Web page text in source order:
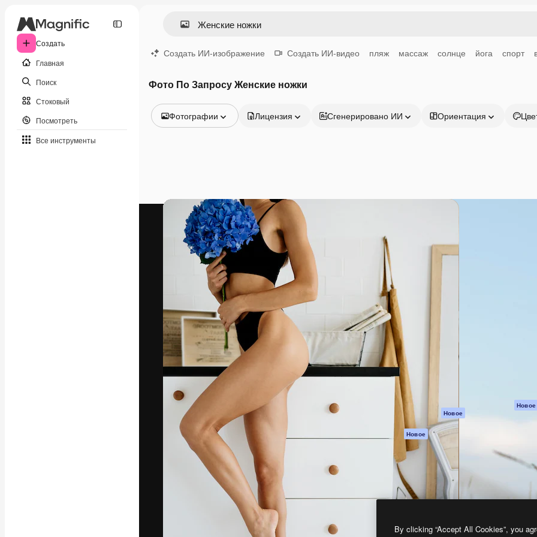
Создать
Главная
Поиск
Стоковый
Посмотреть
Все инструменты
Создать ИИ-изображение Создать ИИ-видео пляж массаж солнце йога спорт
Фото По Запросу Женские ножки
Фотографии
Видео
Видеоролик
Моушн-дизайн
Видеошаблоны
3D-модели
Лицензия Сгенерировано ИИ Ориентация
Креативная платформа для создания
ваших лучших работ. Более 1 миллиона
подписчиков среди креаторов,
предприятий, агентств и студий.
Pусский
Продукция
Spaces
ИИ-помощник
Генератор
изображений ИИ
Генератор видео
ИИ
Генератор голоса
на основе ИИ
Стоковый контент
MCP для
Claude/ChatGPT
Новое
Агенты Новое
Мобильное
приложение
Все инструменты
Magnific
Новое
Политика
Центр доверия
Партнеры
Предприятие
By clicking “Accept All Cookies”, you